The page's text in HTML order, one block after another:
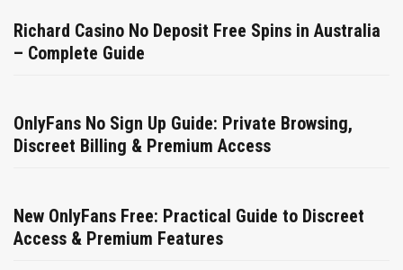
Richard Casino No Deposit Free Spins in Australia
– Complete Guide
OnlyFans No Sign Up Guide: Private Browsing,
Discreet Billing & Premium Access
New OnlyFans Free: Practical Guide to Discreet
Access & Premium Features